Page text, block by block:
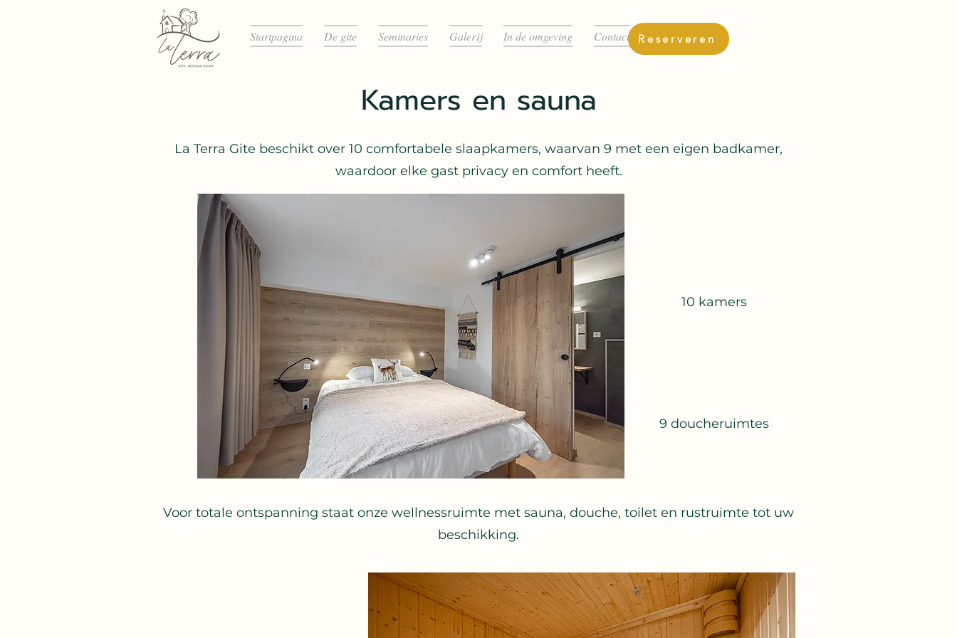
Reserveren
Startpagina De gite Seminaries Galerij In de omgeving Contact
Kamers en sauna
La Terra Gite beschikt over 10 comfortabele slaapkamers, waarvan 9 met een eigen badkamer,
waardoor elke gast privacy en comfort heeft.
10 kamers
9 doucheruimtes
Voor totale ontspanning staat onze wellnessruimte met sauna, douche, toilet en rustruimte tot uw
beschikking.